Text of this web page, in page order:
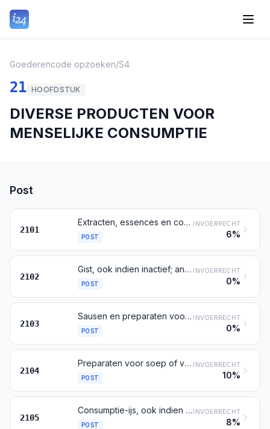
Goederencode opzoeken/S4
21 HOOFDSTUK
DIVERSE PRODUCTEN VOOR
MENSELIJKE CONSUMPTIE
Post
2101
Extracten, essences en concentraten, van koffie, van thee of van maté en preparaten op basis van deze producten of op basis van koffie, van thee of van maté; gebrande cichorei en andere gebrande koffiesurrogaten, alsmede extracten, essences en concentraten daarvan
POST
INVOERRECHT
6%
2102
Gist, ook indien inactief; andere eencellige micro-organismen, dood (andere dan de vaccins bedoeld bij post 3002); samengesteld bakpoeder
POST
INVOERRECHT
0%
2103
Sausen en preparaten voor sausen; samengestelde kruiderijen en dergelijke producten; mosterdmeel en bereide mosterd
POST
INVOERRECHT
0%
2104
Preparaten voor soep of voor bouillon; bereide soep en bouillon; samengestelde gehomogeniseerde producten voor menselijke consumptie
POST
INVOERRECHT
10%
2105
Consumptie-ijs, ook indien cacao bevattend
POST
INVOERRECHT
8%